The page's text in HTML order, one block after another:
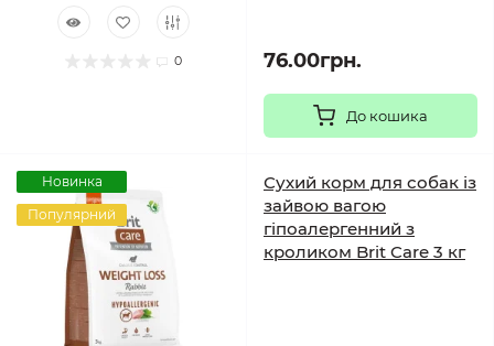
0 76.00грн.
До кошика
Новинка
Популярний
Сухий корм для собак із
зайвою вагою
гіпоалергенний з
кроликом Brit Care 3 кг